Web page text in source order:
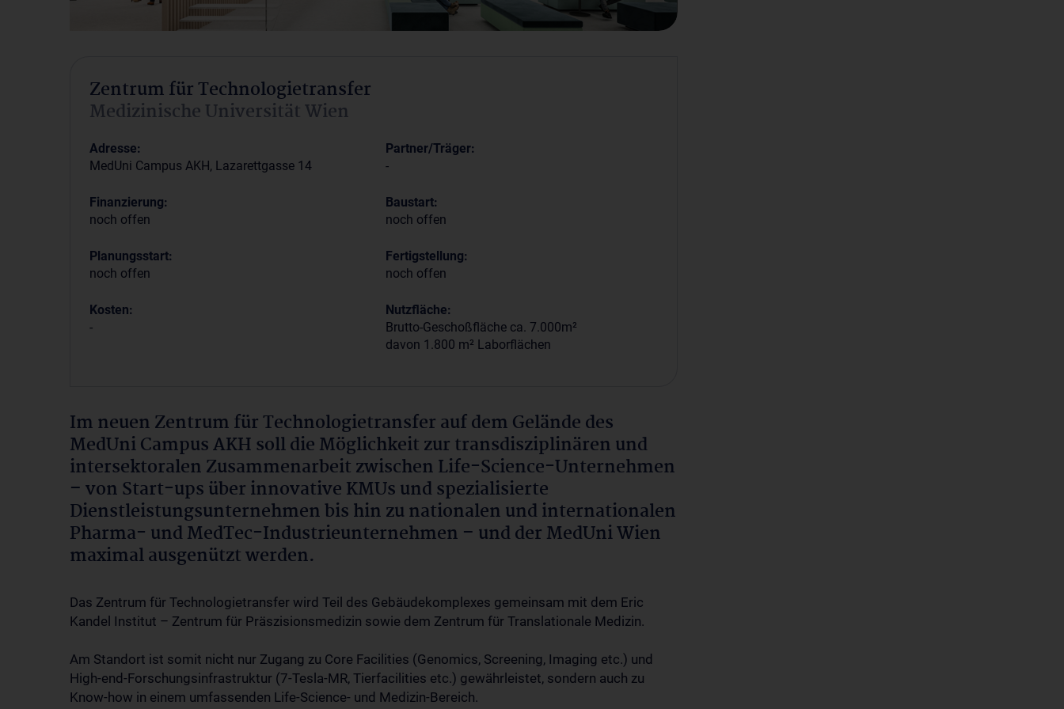
Zentrum für Technologietransfer
Medizinische Universität Wien
Adresse:
MedUni Campus AKH, Lazarettgasse 14
Finanzierung:
noch offen
Planungsstart:
noch offen
Kosten:
-
Partner/Träger:
-
Baustart:
noch offen
Fertigstellung:
noch offen
Nutzfläche:
Brutto-Geschoßfläche ca. 7.000m²
davon 1.800 m² Laborflächen
Im neuen Zentrum für Technologietransfer auf dem Gelände des
MedUni Campus AKH soll die Möglichkeit zur transdisziplinären und
intersektoralen Zusammenarbeit zwischen Life-Science-Unternehmen
– von Start-ups über innovative KMUs und spezialisierte
Dienstleistungsunternehmen bis hin zu nationalen und internationalen
Pharma- und MedTec-Industrieunternehmen – und der MedUni Wien
maximal ausgenützt werden.
Das Zentrum für Technologietransfer wird Teil des Gebäudekomplexes gemeinsam mit dem Eric
Kandel Institut – Zentrum für Präszisionsmedizin sowie dem Zentrum für Translationale Medizin.
Am Standort ist somit nicht nur Zugang zu Core Facilities (Genomics, Screening, Imaging etc.) und
High-end-Forschungsinfrastruktur (7-Tesla-MR, Tierfacilities etc.) gewährleistet, sondern auch zu
Know-how in einem umfassenden Life-Science- und Medizin-Bereich.